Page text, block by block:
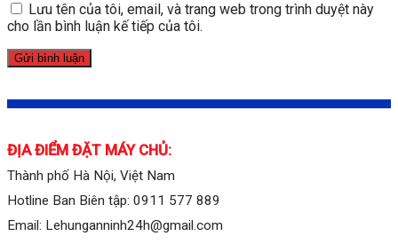
Lưu tên của tôi, email, và trang web trong trình duyệt này
cho lần bình luận kế tiếp của tôi.
ĐỊA ĐIỂM ĐẶT MÁY CHỦ:
Thành phố Hà Nội, Việt Nam
Hotline Ban Biên tập: 0911 577 889
Email: Lehunganninh24h@gmail.com